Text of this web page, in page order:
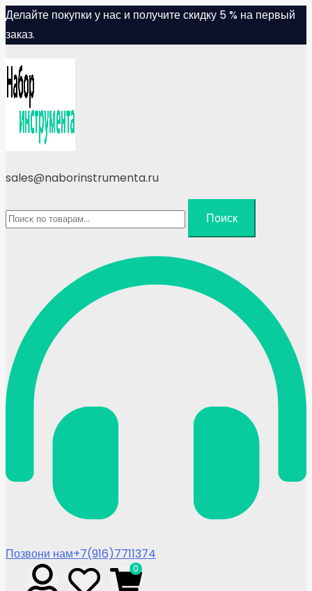
Skip
to
Делайте покупки у нас и получите скидку 5 % на первый
заказ.
sales@naborinstrumenta.ru
Искать:
Поиск
Позвони нам+7(916)7711374
0